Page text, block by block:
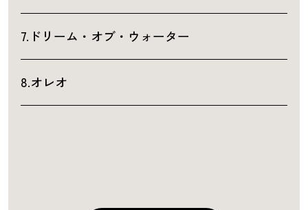
7.ドリーム・オブ・ウォーター
8.オレオ